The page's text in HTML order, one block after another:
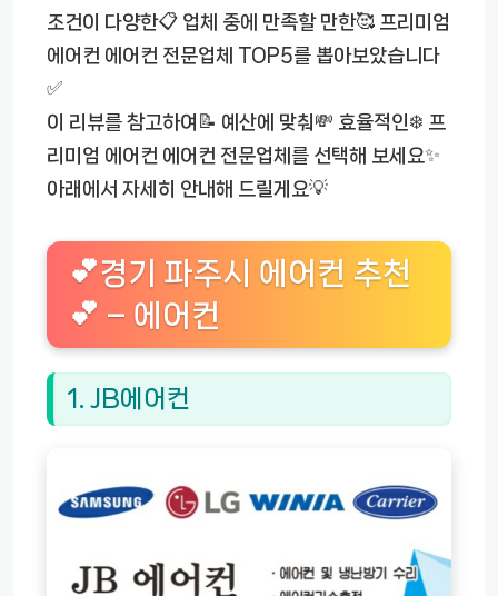
조건이 다양한📋 업체 중에 만족할 만한🥰 프리미엄
에어컨 에어컨 전문업체 TOP5를 뽑아보았습니다
✅
이 리뷰를 참고하여📝 예산에 맞춰💸 효율적인❄️ 프
리미엄 에어컨 에어컨 전문업체를 선택해 보세요✨
아래에서 자세히 안내해 드릴게요💡
💕경기 파주시 에어컨 추천
💕 – 에어컨
1. JB에어컨